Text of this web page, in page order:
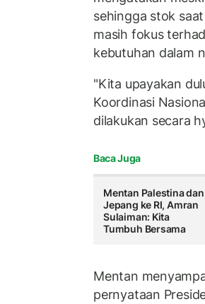
sehingga stok
masih fokus
kebutuhan dalam
"Kita upayakan
Koordinasi
dilakukan secara
Baca Juga
Mentan Palestina dan
Jepang ke RI, Amran
Sulaiman: Kita
Tumbuh Bersama
Mentan
pernyataan